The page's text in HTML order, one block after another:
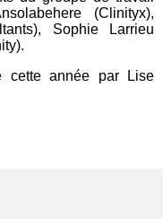
(Clinityx),
Sophie Larrieu
cette année par Lise